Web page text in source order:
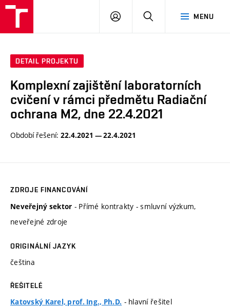
MENU
PŘIHLÁSIT
DETAIL PROJEKTU
Komplexní zajištění laboratorních
cvičení v rámci předmětu Radiační
ochrana M2, dne 22.4.2021
Období řešení: 22.4.2021 — 22.4.2021
ZDROJE FINANCOVÁNÍ
Neveřejný sektor - Přímé kontrakty - smluvní výzkum,
neveřejné zdroje
ORIGINÁLNÍ JAZYK
čeština
ŘEŠITELÉ
Katovský Karel, prof. Ing., Ph.D. - hlavní řešitel